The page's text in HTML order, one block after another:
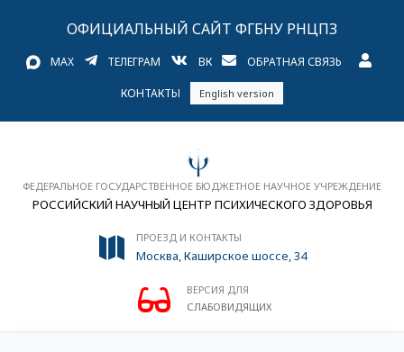
ОФИЦИАЛЬНЫЙ САЙТ ФГБНУ РНЦПЗ
MAX ТЕЛЕГРАМ ВК ОБРАТНАЯ СВЯЗЬ
КОНТАКТЫ English version
ФЕДЕРАЛЬНОЕ ГОСУДАРСТВЕННОЕ БЮДЖЕТНОЕ НАУЧНОЕ УЧРЕЖДЕНИЕ
РОССИЙСКИЙ НАУЧНЫЙ ЦЕНТР ПСИХИЧЕСКОГО ЗДОРОВЬЯ
ПРОЕЗД И КОНТАКТЫ
Москва, Каширское шоссе, 34
ВЕРСИЯ ДЛЯ
СЛАБОВИДЯЩИХ